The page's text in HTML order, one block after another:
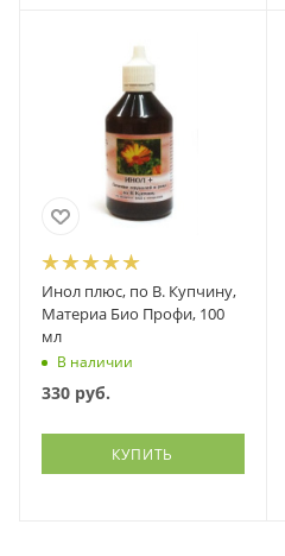
Инол плюс, по В. Купчину,
Материа Био Профи, 100
мл
В наличии
330 руб.
КУПИТЬ